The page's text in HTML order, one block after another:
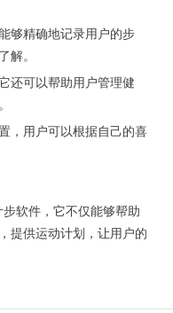
够精确地记录用户的步
解。
还可以帮助用户管理健
，用户可以根据自己的喜
软件，它不仅能够帮助
提供运动计划，让用户的